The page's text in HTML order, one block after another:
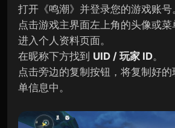
打开《鸣潮》并登录您的游戏账号
点击游戏主界面左上角的头像或菜
进入个人资料页面。
在昵称下方找到 UID / 玩家 ID。
点击旁边的复制按钮，将复制好
单信息中。